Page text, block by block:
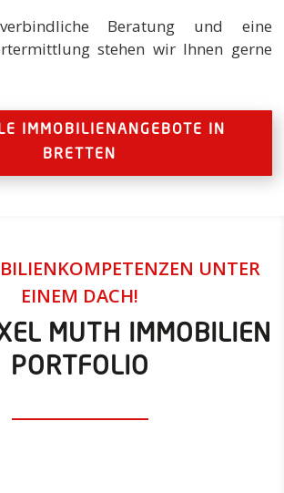
Beratung und eine
stehen wir Ihnen gerne
IMMOBILIENANGEBOTE IN
BRETTEN
UNTER
EINEM DACH!
MUTH IMMOBILIEN
PORTFOLIO